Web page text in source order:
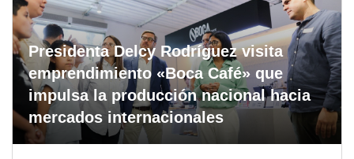
Presidenta Delcy Rodríguez visita
emprendimiento «Boca Café» que
impulsa la producción nacional hacia
mercados internacionales